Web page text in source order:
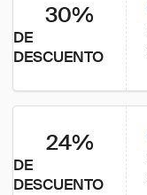
30%
DE
DESCUENTO
24%
DE
DESCUENTO